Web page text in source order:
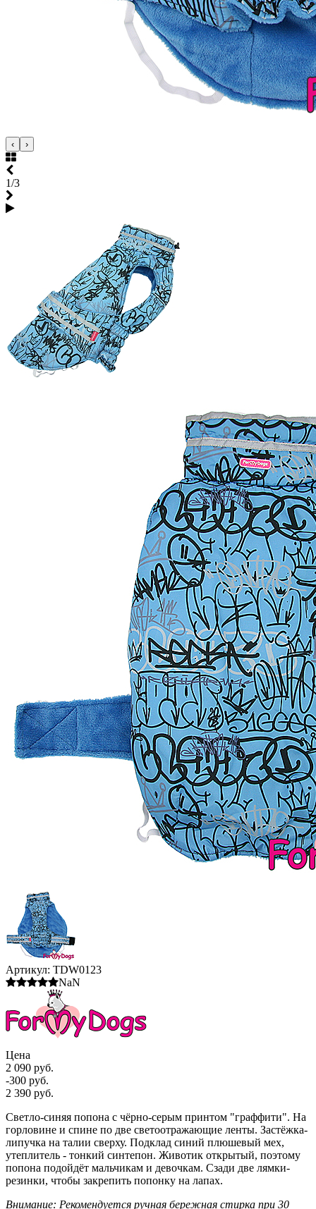
‹ ›
1/3
Артикул: TDW0123
NaN
Цена
2 090 руб.
-300 руб.
2 390 руб.
Светло-синяя попона с чёрно-серым принтом "граффити". На
горловине и спине по две светоотражающие ленты. Застёжка-
липучка на талии сверху. Подклад синий плюшевый мех,
утеплитель - тонкий синтепон. Животик открытый, поэтому
попона подойдёт мальчикам и девочкам. Сзади две лямки-
резинки, чтобы закрепить попонку на лапах.
Внимание: Рекомендуется ручная бережная стирка при 30